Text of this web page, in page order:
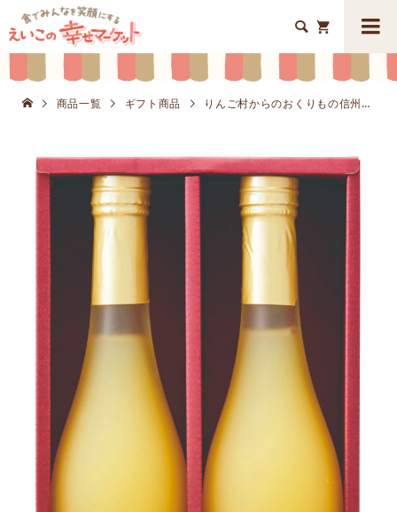


商品一覧 ギフト商品 りんご村からのおくりもの信州の果実 林檎ジュースセットK8630-501